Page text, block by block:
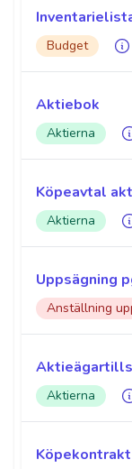
Budget
Aktiebok
Aktierna
Köpeavtal
Aktierna
Uppsägning
Anställning
Aktierna